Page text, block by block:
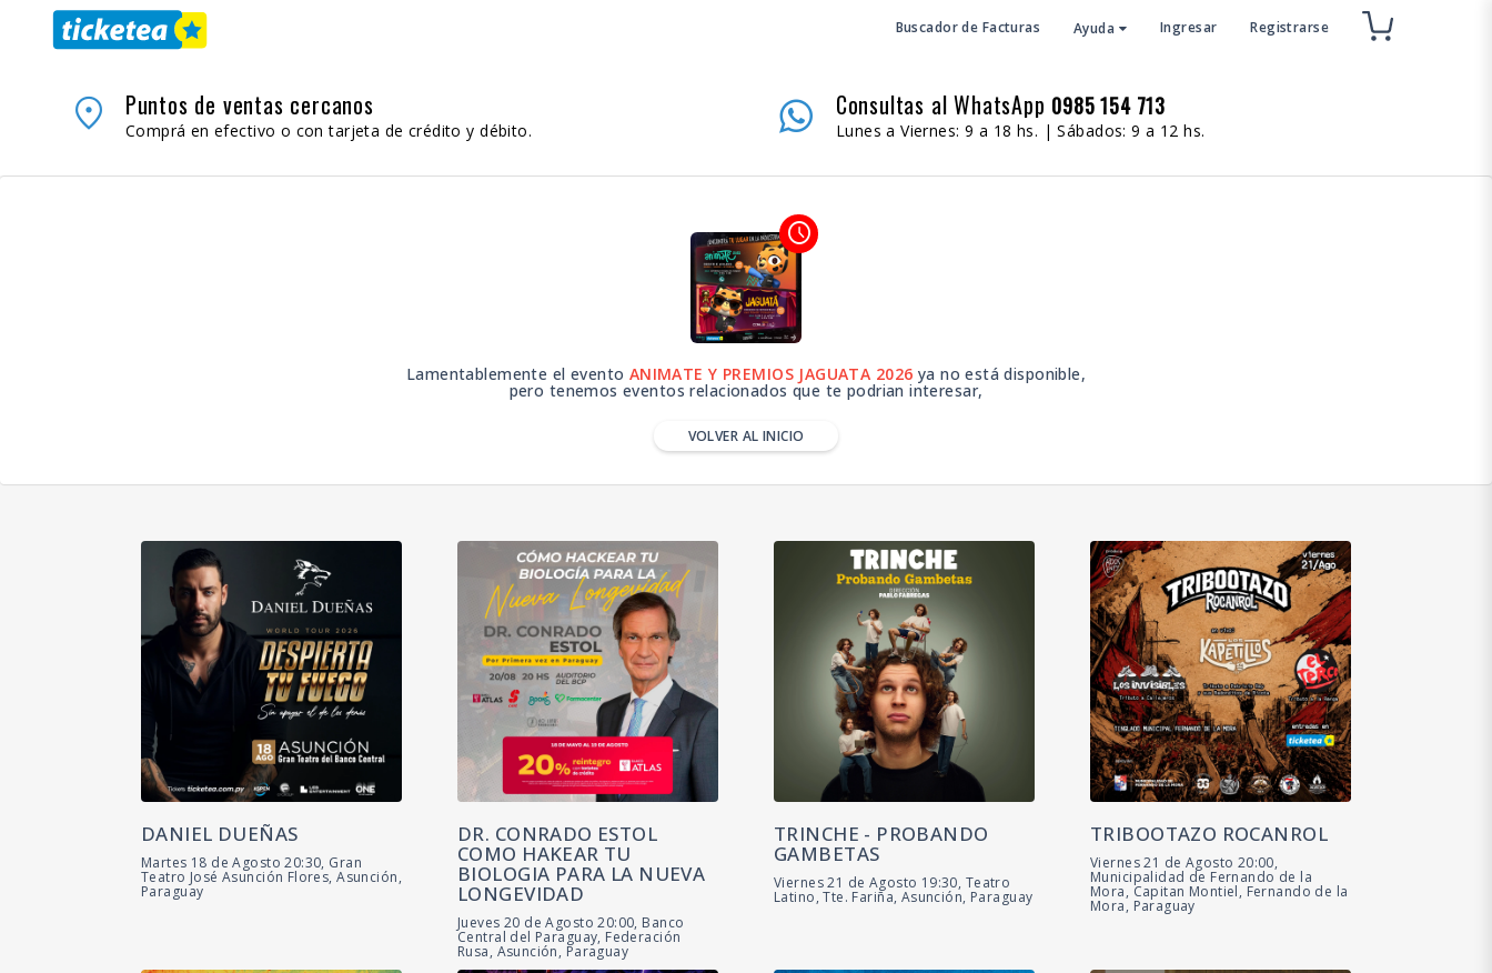
Buscador de Facturas Ayuda Ingresar Registrarse
place Puntos de ventas cercanos
Comprá en efectivo o con tarjeta de crédito y débito.
Consultas al WhatsApp 0985 154 713
Lunes a Viernes: 9 a 18 hs. | Sábados: 9 a 12 hs.
access_time
Lamentablemente el evento ANIMATE Y PREMIOS JAGUATA 2026 ya no está disponible,
pero tenemos eventos relacionados que te podrian interesar,
VOLVER AL INICIO
DANIEL DUEÑAS
Martes 18 de Agosto 20:30, Gran
Teatro José Asunción Flores, Asunción,
Paraguay
DR. CONRADO ESTOL
COMO HAKEAR TU
BIOLOGIA PARA LA NUEVA
LONGEVIDAD
Jueves 20 de Agosto 20:00, Banco
Central del Paraguay, Federación
Rusa, Asunción, Paraguay
TRINCHE - PROBANDO
GAMBETAS
Viernes 21 de Agosto 19:30, Teatro
Latino, Tte. Fariña, Asunción, Paraguay
TRIBOOTAZO ROCANROL
Viernes 21 de Agosto 20:00,
Municipalidad de Fernando de la
Mora, Capitan Montiel, Fernando de la
Mora, Paraguay